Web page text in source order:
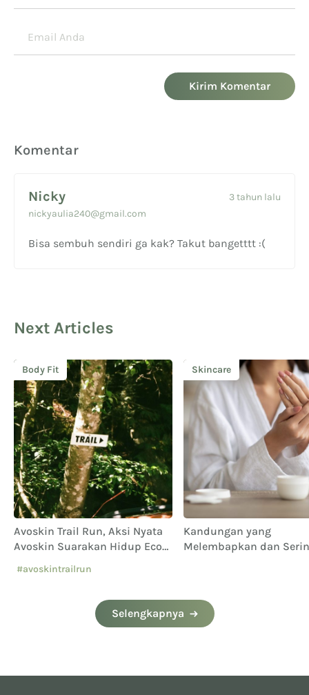
Kirim Komentar
Komentar
Nicky
nickyaulia240@gmail.com
3 tahun lalu
Bisa sembuh sendiri ga kak? Takut bangetttt :(
Next Articles
Body Fit
Avoskin Trail Run, Aksi Nyata
Avoskin Suarakan Hidup Eco
#avoskintrailrun
Skincare
Kandungan yang
Melembapkan dan
Selengkapnya